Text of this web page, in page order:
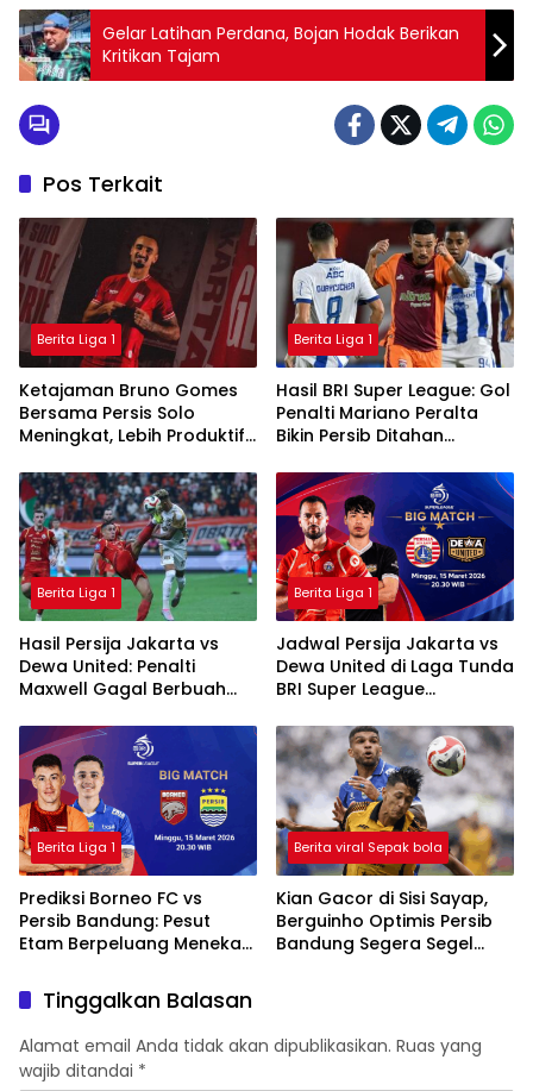
Gelar Latihan Perdana, Bojan Hodak Berikan
Kritikan Tajam
Pos Terkait
Berita Liga 1
Ketajaman Bruno Gomes
Bersama Persis Solo
Meningkat, Lebih Produktif
Padang
Berita Liga 1
Hasil BRI Super League: Gol
Penalti Mariano Peralta
Bikin Persib Ditahan
Berita Liga 1
Hasil Persija Jakarta vs
Dewa United: Penalti
Maxwell Gagal Berbuah
Ditahan Imbang
Berita Liga 1
Jadwal Persija Jakarta vs
Dewa United di Laga Tunda
BRI Super League
Berita Liga 1
Prediksi Borneo FC vs
Persib Bandung: Pesut
Etam Berpeluang Menekan
Berita viral Sepak bola
Kian Gacor di Sisi Sayap,
Berguinho Optimis Persib
Bandung Segera Segel
Tinggalkan Balasan
Alamat email Anda tidak akan dipublikasikan. Ruas yang
wajib ditandai *